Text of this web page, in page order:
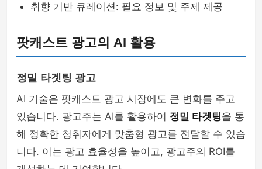
취향 기반 큐레이션: 필요 정보 및 주제 제공
팟캐스트 광고의 AI 활용
정밀 타겟팅 광고
AI 기술은 팟캐스트 광고 시장에도 큰 변화를 주고
있습니다. 광고주는 AI를 활용하여 정밀 타겟팅을 통
해 정확한 청취자에게 맞춤형 광고를 전달할 수 있습
니다. 이는 광고 효율성을 높이고, 광고주의 ROI를